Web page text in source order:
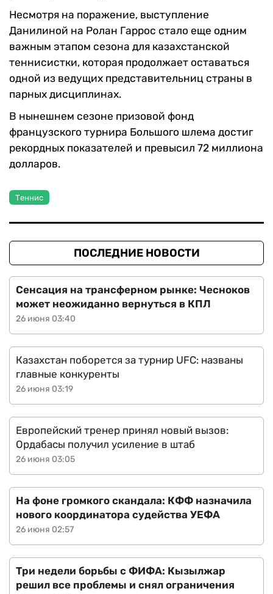
Несмотря на поражение, выступление
Данилиной на Ролан Гаррос стало еще одним
важным этапом сезона для казахстанской
теннисистки, которая продолжает оставаться
одной из ведущих представительниц страны в
парных дисциплинах.
В нынешнем сезоне призовой фонд
французского турнира Большого шлема достиг
рекордных показателей и превысил 72 миллиона
долларов.
Теннис
ПОСЛЕДНИЕ НОВОСТИ
26 июня 03:40
Сенсация на трансферном рынке: Чесноков
может неожиданно вернуться в КПЛ
26 июня 03:19
Казахстан поборется за турнир UFC: названы
главные конкуренты
26 июня 03:05
Европейский тренер принял новый вызов:
Ордабасы получил усиление в штаб
26 июня 02:57
На фоне громкого скандала: КФФ назначила
нового координатора судейства УЕФА
Три недели борьбы с ФИФА: Кызылжар
решил все проблемы и снял ограничения